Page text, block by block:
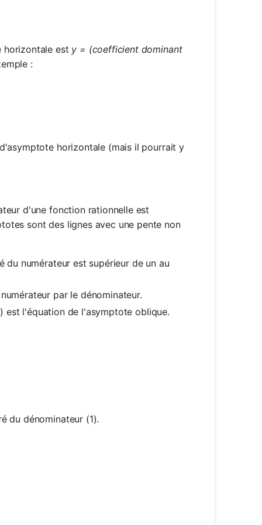
horizontale est y = (coefficient dominant
:
+ 2x}{5x^2 - x + 1}
horizontale (mais il pourrait y
d'une fonction rationnelle est
sont des lignes avec une pente non
numérateur est supérieur de un au
par le dénominateur.
est l'équation de l'asymptote oblique.
+ 3x - 1}{x + 2}
du dénominateur (1).